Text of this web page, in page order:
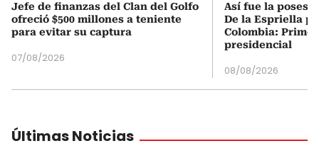
Jefe de finanzas del Clan del Golfo
ofreció $500 millones a teniente
para evitar su captura
07/08/2026
Así fue la
De la Espriella
Colombia:
presidencial
08/08/2026
Últimas Noticias